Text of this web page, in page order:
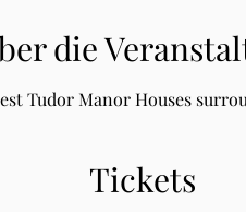
die
Tudor Manor Houses
Tickets